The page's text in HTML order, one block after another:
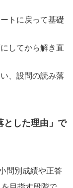
トに戻って基礎
してから解き直
、設問の読み落
とした理由」で
問別成績や正答